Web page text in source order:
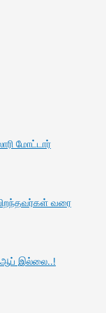
மோட்டார்
வரை
ஆப் இல்லை..!